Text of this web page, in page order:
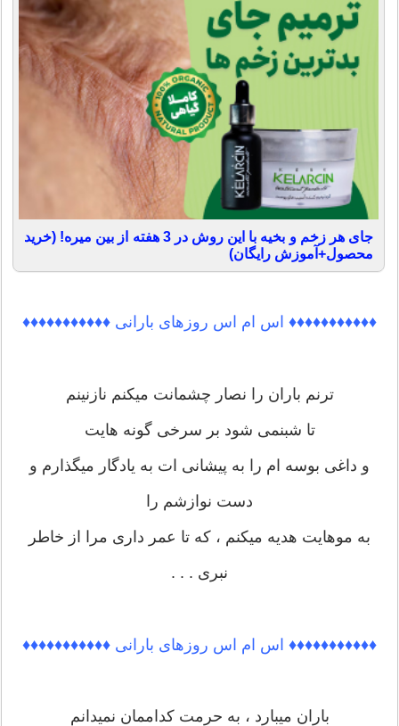
جای هر زخم و بخیه با این روش در 3 هفته از بین میره! (خرید
محصول+آموزش رایگان)
♦♦♦♦♦♦♦♦♦♦♦ اس ام اس روزهای بارانی ♦♦♦♦♦♦♦♦♦♦♦
ترنم باران را نصار چشمانت میکنم نازنینم
تا شبنمی شود بر سرخی گونه هایت
و داغی بوسه ام را به پیشانی ات به یادگار میگذارم و
دست نوازشم را
به موهایت هدیه میکنم ، که تا عمر داری مرا از خاطر
نبری . . .
♦♦♦♦♦♦♦♦♦♦♦ اس ام اس روزهای بارانی ♦♦♦♦♦♦♦♦♦♦♦
باران میبارد ، به حرمت کداممان نمیدانم